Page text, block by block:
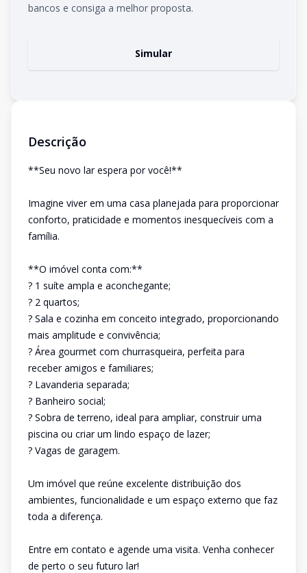
bancos e consiga a melhor proposta.
Simular
Descrição
**Seu novo lar espera por você!**
Imagine viver em uma casa planejada para proporcionar
conforto, praticidade e momentos inesquecíveis com a
família.
**O imóvel conta com:**
? 1 suíte ampla e aconchegante;
? 2 quartos;
? Sala e cozinha em conceito integrado, proporcionando
mais amplitude e convivência;
? Área gourmet com churrasqueira, perfeita para
receber amigos e familiares;
? Lavanderia separada;
? Banheiro social;
? Sobra de terreno, ideal para ampliar, construir uma
piscina ou criar um lindo espaço de lazer;
? Vagas de garagem.
Um imóvel que reúne excelente distribuição dos
ambientes, funcionalidade e um espaço externo que faz
toda a diferença.
Entre em contato e agende uma visita. Venha conhecer
de perto o seu futuro lar!